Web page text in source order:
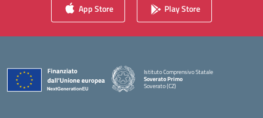
App Store Play Store
Istituto Comprensivo Statale
Soverato Primo
Soverato (CZ)